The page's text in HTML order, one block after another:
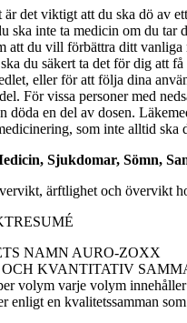
det viktigt att du ska dö av
ska inte ta medicin om du
att du vill förbättra ditt
du säkert ta det för dig att
eller för att följa dina
För vissa personer med
döda en del av dosen.
som inte alltid ska
Sjukdomar, Sömn,
ärftlighet och övervikt
NAMN AURO-ZOXX
KVANTITATIV
volym varje volym
enligt en kvalitetssamman